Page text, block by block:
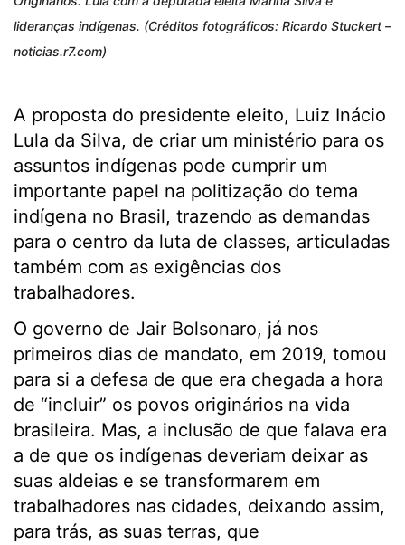
lideranças indígenas. (Créditos fotográficos: Ricardo Stuckert –
noticias.r7.com)
A proposta do presidente eleito, Luiz Inácio
Lula da Silva, de criar um ministério para os
assuntos indígenas pode cumprir um
importante papel na politização do tema
indígena no Brasil, trazendo as demandas
para o centro da luta de classes, articuladas
também com as exigências dos
trabalhadores.
O governo de Jair Bolsonaro, já nos
primeiros dias de mandato, em 2019, tomou
para si a defesa de que era chegada a hora
de “incluir” os povos originários na vida
brasileira. Mas, a inclusão de que falava era
a de que os indígenas deveriam deixar as
suas aldeias e se transformarem em
trabalhadores nas cidades, deixando assim,
para trás, as suas terras, que